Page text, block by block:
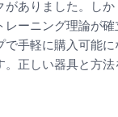
がありました。しか
レーニング理論が確
で手軽に購入可能に
。正しい器具と方法